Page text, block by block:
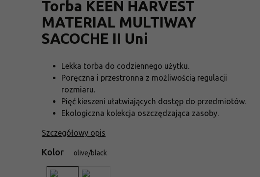
Torba KEEN HARVEST
MATERIAL MULTIWAY
SACOCHE II Uni
Lekka torba do codziennego użytku.
Poręczna i przestronna z możliwością regulacji
rozmiaru.
Pięć kieszeni ułatwiających dostęp do przedmiotów.
Ekologiczna kolekcja oszczędzająca zasoby.
Szczegółowy opis
Kolor olive/black